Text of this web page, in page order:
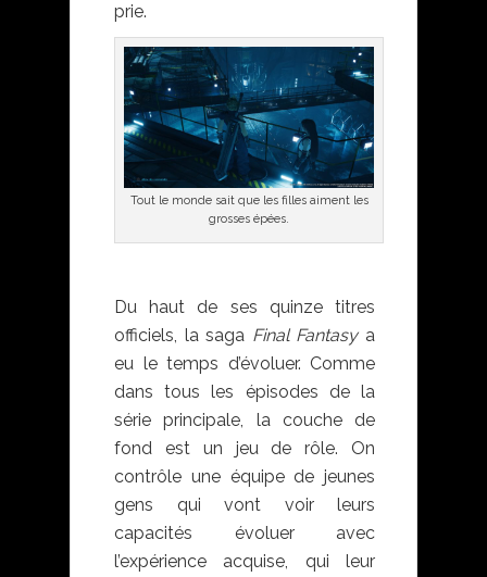
prie.
Tout le monde sait que les filles aiment les
grosses épées.
Du haut de ses quinze titres
officiels, la saga Final Fantasya
eu le temps d’évoluer. Comme
dans tous les épisodes de la
série principale, la couche de
fond est un jeu de rôle. On
contrôle une équipe de jeunes
gens qui vont voir leurs
capacités évoluer avec
l’expérience acquise, qui leur